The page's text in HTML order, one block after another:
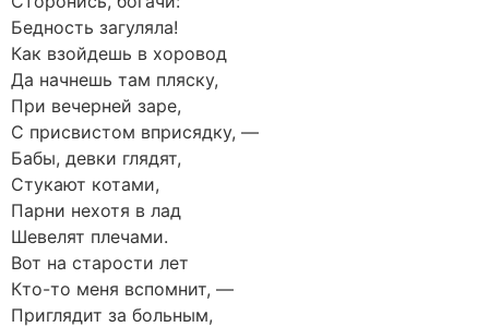
Бедность загуляла!
Как взойдешь в хоровод
Да начнешь там пляску,
При вечерней заре,
С присвистом вприсядку, —
Бабы, девки глядят,
Стукают котами,
Парни нехотя в лад
Шевелят плечами.
Вот на старости лет
Кто-то меня вспомнит, —
Приглядит за больным,